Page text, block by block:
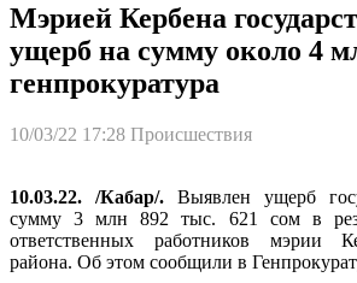
Мэрией Кербена
ущерб на сумму около 4
генпрокуратура
10/03/22 17:28 Происшествия
10.03.22. /Кабар/. Выявлен ущерб
сумму 3 млн 892 тыс. 621 сом в
ответственных работников мэрии
района. Об этом сообщили в